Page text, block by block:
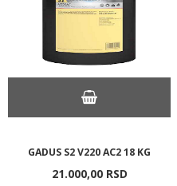
GADUS S2 V220 AC2 18 KG
21.000,00 RSD